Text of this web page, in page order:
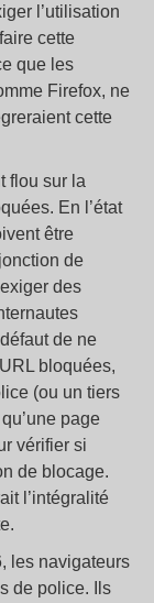
l’utilisation
cette
que les
Firefox, ne
cette
flou sur la
En l’état
être
de
des
de ne
bloquées,
(ou un tiers
page
vérifier si
de blocage.
l’intégralité
les navigateurs
de police. Ils